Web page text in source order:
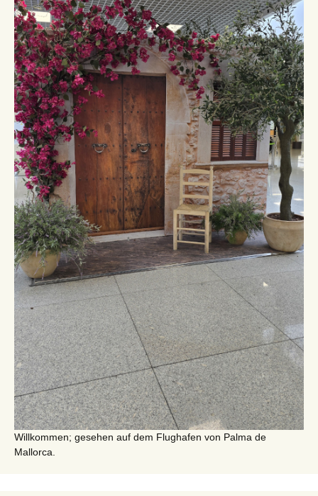
Willkommen; gesehen auf dem Flughafen von Palma de
Mallorca.